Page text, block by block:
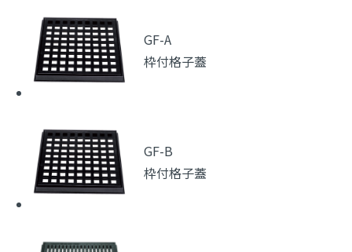
GF-A
枠付格子蓋
GF-B
枠付格子蓋